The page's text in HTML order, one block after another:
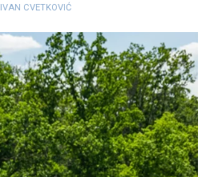
IVAN CVETKOVIĆ